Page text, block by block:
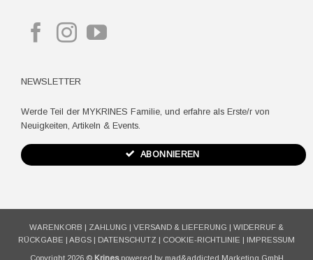
NEWSLETTER
Werde Teil der MYKRINES Familie, und erfahre als Erste/r von
Neuigkeiten, Artikeln & Events.
ABONNIEREN
WARENKORB ZAHLUNG VERSAND & LIEFERUNG
WIDERRUF &
RÜCKGABE
ABGS DATENSCHUTZ COOKIE-RICHTLINIE IMPRESSUM
Copyright 2026 © Krinespowered by mad&addicted Marketing GmbH